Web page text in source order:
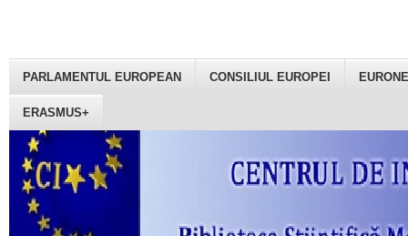
PARLAMENTUL EUROPEAN CONSILIUL EUROPEI
ERASMUS+